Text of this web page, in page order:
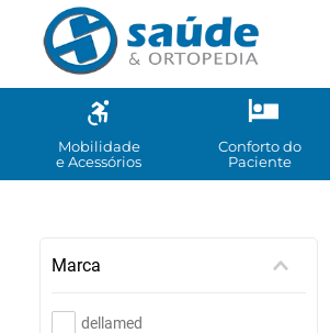
Mobilidade
e Acessórios
Conforto do
Paciente
Marca
dellamed